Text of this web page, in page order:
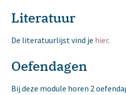
Literatuur
De literatuurlijst vind je hier.
Oefendagen
Bij deze module horen 2